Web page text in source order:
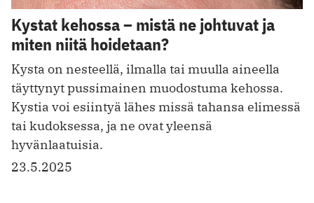
Kystat kehossa – mistä ne johtuvat ja
miten niitä hoidetaan?
Kysta on nesteellä, ilmalla tai muulla aineella
täyttynyt pussimainen muodostuma kehossa.
Kystia voi esiintyä lähes missä tahansa elimessä
tai kudoksessa, ja ne ovat yleensä
hyvänlaatuisia.
23.5.2025